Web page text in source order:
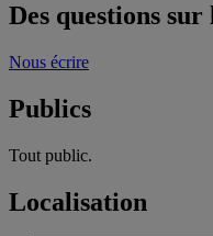
Des questions sur
Nous écrire
Publics
Tout public.
Localisation